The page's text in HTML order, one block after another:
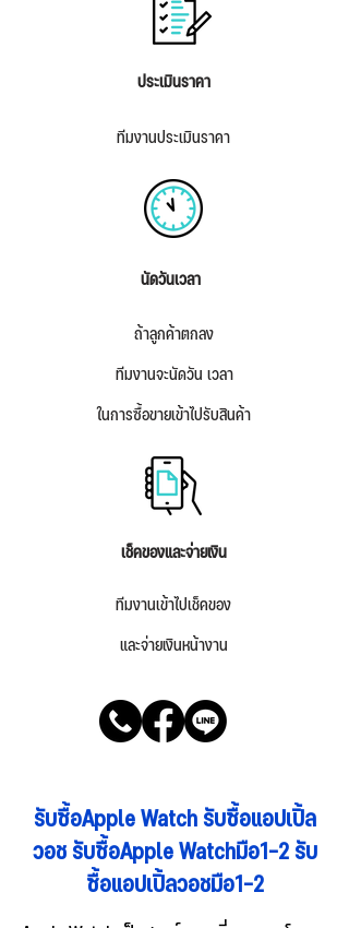
ประเมินราคา
ทีมงานประเมินราคา
นัดวันเวลา
ถ้าลูกค้าตกลง
ทีมงานจะนัดวัน เวลา
ในการซื้อขายเข้าไปรับสินค้า
เช็คของและจ่ายเงิน
ทีมงานเข้าไปเช็คของ
และจ่ายเงินหน้างาน
รับซื้อApple Watch รับซื้อแอปเปิ้ล
วอช รับซื้อApple Watchมือ1-2 รับ
ซื้อแอปเปิ้ลวอชมือ1-2